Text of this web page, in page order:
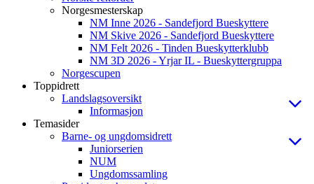
Norgesmesterskap
NM Inne 2026 - Sandefjord Bueskyttere
NM Skive 2026 - Sandefjord Bueskyttere
NM Felt 2026 - Tinden Bueskytterklubb
NM 3D 2026 - Yrjar IL - Bueskyttergruppa
Norgescupen
Toppidrett
Landslagsoversikt
Informasjon
Temasider
Barne- og ungdomsidrett
Juniorserien
NUM
Ungdomssamling